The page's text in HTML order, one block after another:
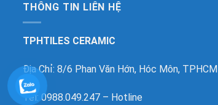
THÔNG TIN LIÊN HỆ
TPHTILES CERAMIC
Địa Chỉ: 8/6 Phan Văn Hớn, Hóc Môn, TPHCM
Tel: 0988.049.247 – Hotline